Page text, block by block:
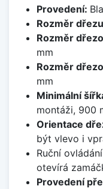
Provedení:
Rozměr
Rozměr
mm
Rozměr
mm
Minimální
montáži, 900
Orientace
být vlevo i
Ruční
otevírá
Provedení